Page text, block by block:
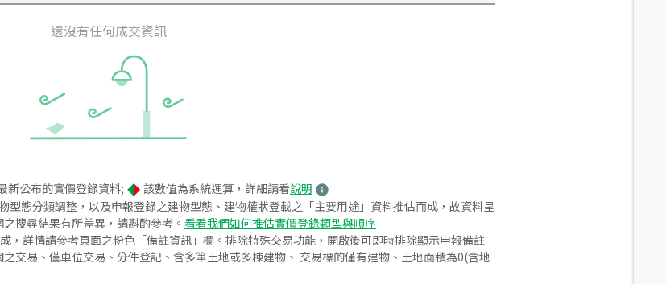
還沒有任何成交資訊
新公布的實價登錄資料; 該數值為系統運算，詳細請看說明
態分類調整，以及申報登錄之建物型態、建物權狀登載之「主要用途」資料推估而成，故資料呈
搜尋結果有所差異，請斟酌參考。 看看我們如何推估實價登錄類型與順序
，詳情請參考頁面之粉色「備註資訊」欄。排除特殊交易功能，開啟後可即時排除顯示申報備註
交易、僅車位交易、分件登記、含多筆土地或多棟建物、 交易標的僅有建物、土地面積為0(含地